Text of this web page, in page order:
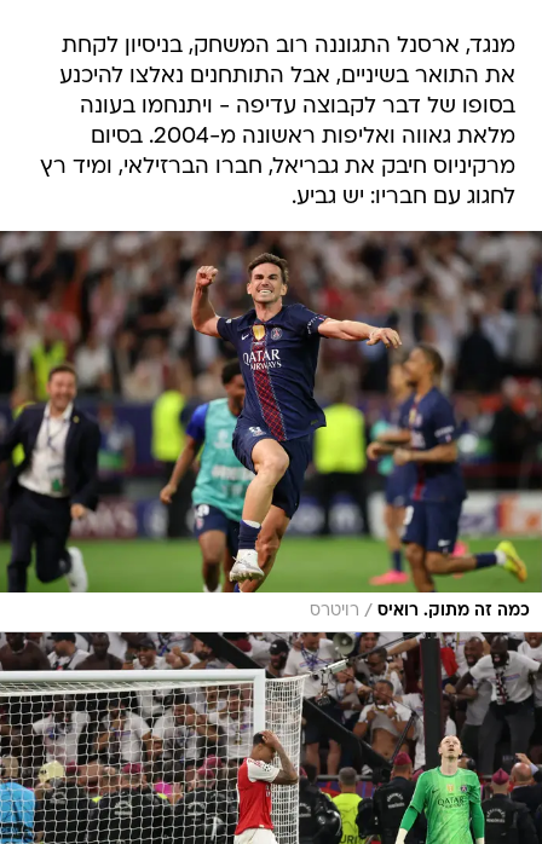
מנגד, ארסנל התגוננה רוב המשחק, בניסיון לקחת
את התואר בשיניים, אבל התותחנים נאלצו להיכנע
בסופו של דבר לקבוצה עדיפה - ויתנחמו בעונה
מלאת גאווה ואליפות ראשונה מ-2004. בסיום
מרקיניוס חיבק את גבריאל, חברו הברזילאי, ומיד רץ
לחגוג עם חבריו: יש גביע.
כמה זה מתוק. רואיס / רויטרס